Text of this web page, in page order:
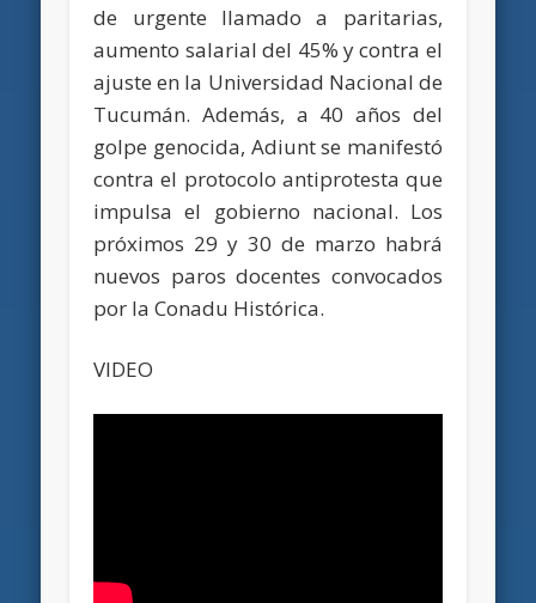
de urgente llamado a paritarias,
aumento salarial del 45% y contra el
ajuste en la Universidad Nacional de
Tucumán. Además, a 40 años del
golpe genocida, Adiunt se manifestó
contra el protocolo antiprotesta que
impulsa el gobierno nacional. Los
próximos 29 y 30 de marzo habrá
nuevos paros docentes convocados
por la Conadu Histórica.
VIDEO